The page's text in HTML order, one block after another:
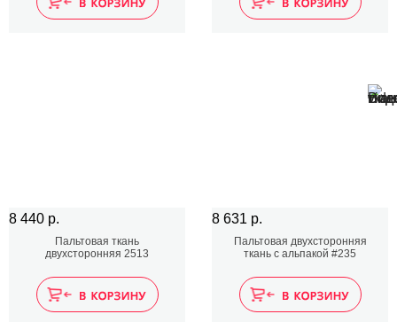
8 440 р.
Пальтовая ткань
двухсторонняя 2513
8 631 р.
Пальтовая двухсторонняя
ткань с альпакой #235